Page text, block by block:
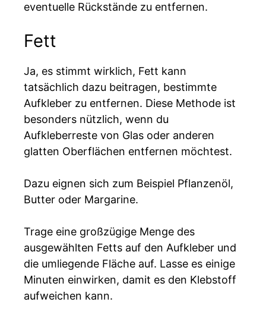
eventuelle Rückstände zu entfernen.
Fett
Ja, es stimmt wirklich, Fett kann
tatsächlich dazu beitragen, bestimmte
Aufkleber zu entfernen. Diese Methode ist
besonders nützlich, wenn du
Aufkleberreste von Glas oder anderen
glatten Oberflächen entfernen möchtest.
Dazu eignen sich zum Beispiel Pflanzenöl,
Butter oder Margarine.
Trage eine großzügige Menge des
ausgewählten Fetts auf den Aufkleber und
die umliegende Fläche auf. Lasse es einige
Minuten einwirken, damit es den Klebstoff
aufweichen kann.